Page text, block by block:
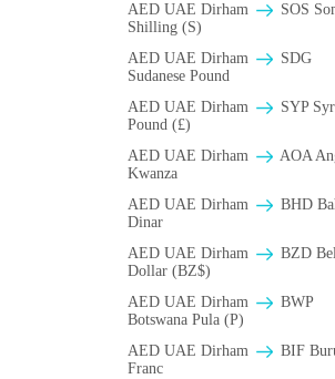
AED UAE Dirham
SOS
Shilling (S)
AED UAE Dirham
SDG
Sudanese Pound
AED UAE Dirham
SYP
Pound (£)
AED UAE Dirham
AOA
Kwanza
AED UAE Dirham
BHD
Dinar
AED UAE Dirham
BZD
Dollar (BZ$)
AED UAE Dirham
BWP
Botswana Pula (P)
AED UAE Dirham
BIF
Franc